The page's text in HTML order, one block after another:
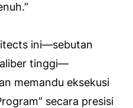
ini—sebutan
tinggi—
memandu eksekusi
secara presisi